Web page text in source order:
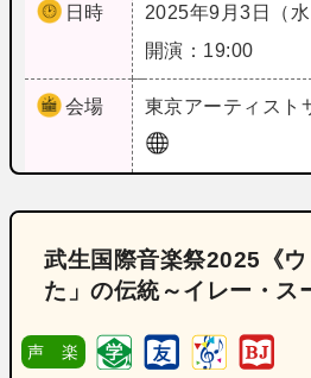
日時
2025年9月3日（水
開演：19:00
会場 東京アーティスト
武生国際音楽祭2025《
た」の伝統～イレー・ス
声 楽